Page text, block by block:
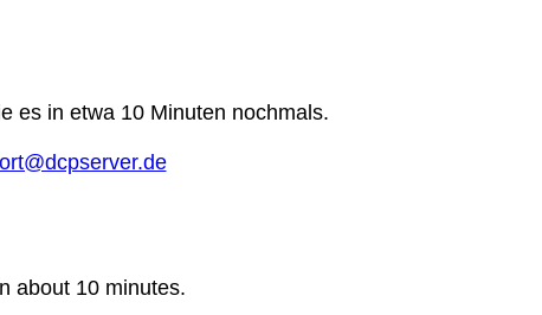
es in etwa 10 Minuten nochmals.
about 10 minutes.